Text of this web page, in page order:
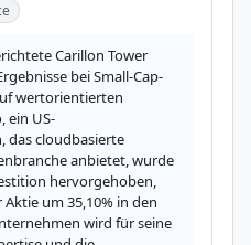
Carillon Tower
bei Small-Cap-
wertorientierten
ein US-
das cloudbasierte
anbietet, wurde
hervorgehoben,
um 35,10% in den
wird für seine